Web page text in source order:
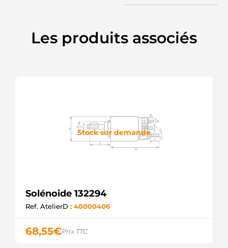
SAWAFUJI
SS-2723
NEW-
Les produits associés
Stock sur demande
Solénoide 132294
Ref. AtelierD : 40000406
68,55€Prix TTC